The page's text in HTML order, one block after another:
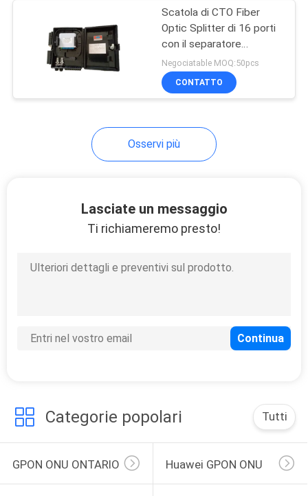
connettore veloce a
Linea ottica
terminale di OLT
FTTH
159
Scatola di CTO Fiber
Optic Splitter di 16 porti
con il separatore
modulare
295*220*85mm dello
SpA
Negociatable MOQ:50pcs
CONTATTO
Osservi più
Lasciate un messaggio
Ti richiameremo presto!
Categorie popolari Tutti
GPON ONU ONTARIO Huawei GPON ONU